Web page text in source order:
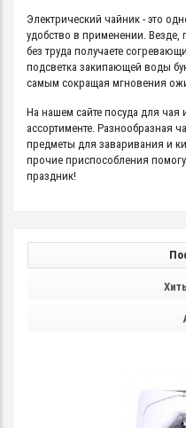
Электрический чайник - это
удобство в применении. Везде,
без труда получаете
подсветка закипающей воды
самым сокращая мгновения
На нашем сайте посуда для
ассортименте. Разнообразная
предметы для заваривания и
прочие приспособления
праздник!